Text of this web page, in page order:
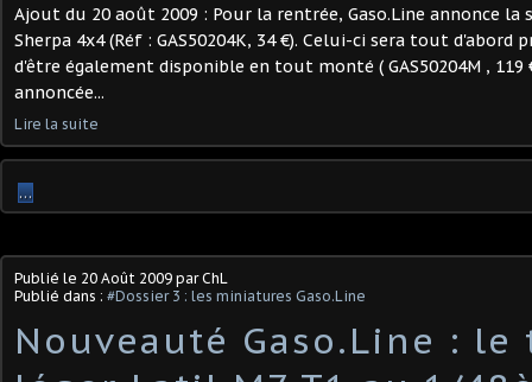
Ajout du 20 août 2009 : Pour la rentrée, Gaso.Line annonce la
Sherpa 4x4 (Réf : GAS50204K, 34 €). Celui-ci sera tout d'abord
d'être également disponible en tout monté ( GAS50204M ,
annoncée...
Lire la suite
…
Publié le 20 Août 2009 par ChL
Publié dans : #Dossier 3 : les miniatures Gaso.Line
Nouveauté Gaso.Line :